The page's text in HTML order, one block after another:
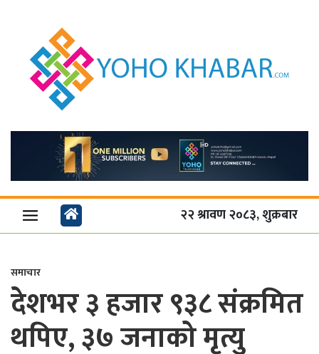
२२ श्रावण २०८३, शुक्रबार
समाचार
देशभर ३ हजार ९३८ संक्रमित
थपिए, ३७ जनाको मृत्यु